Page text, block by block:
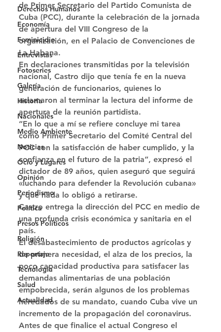
Derechos Humanos
Economía
Feminicidio
Entrevistas
Fotoseries
Galería
Historia
Nacionales
Medio Ambiente
Noticias
Ocio y Lugares
Opinión
Periodismo
Política
Presos Políticos
Religión
Reportaje
Tecnología
Salud
Actualidad
de Primer Secretario del Partido Comunista de
Cuba (PCC), durante la celebración de la jornada
de apertura del VIII Congreso de la
organización, en el Palacio de Convenciones de
La Habana.
En declaraciones transmitidas por la televisión
nacional, Castro dijo que tenía fe en la nueva
generación de funcionarios, quienes lo
aclamaron al terminar la lectura del informe de
apertura de la reunión partidista.
“En lo que a mí se refiere concluye mi tarea
como Primer Secretario del Comité Central del
PCC con la satisfacción de haber cumplido, y la
confianza en el futuro de la patria”, expresó el
dictador de 89 años, quien aseguró que seguirá
«luchando para defender la Revolución cubana»
y que nada lo obligó a retirarse.
Castro entrega la dirección del PCC en medio de
una profunda crisis económica y sanitaria en el
país.
El desabastecimiento de productos agrícolas y
de primera necesidad, el alza de los precios, la
poco capacidad productiva para satisfacer las
demandas alimentarias de una población
empobrecida, serán algunos de los problemas
heredados de su mandato, cuando Cuba vive un
incremento de la propagación del coronavirus.
Antes de que finalice el actual Congreso el